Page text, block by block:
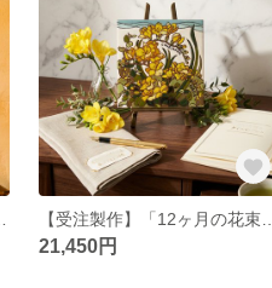
21,450円